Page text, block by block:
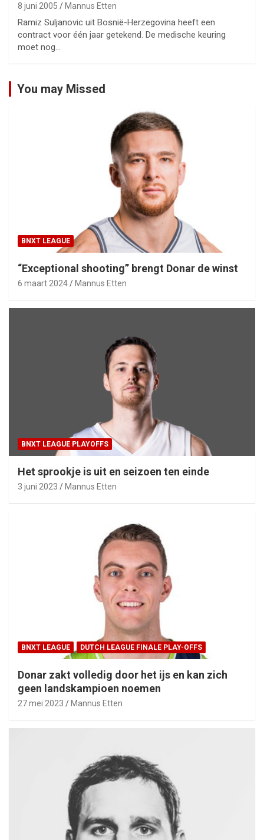
8 juni 2005 Mannus Etten
Ramiz Suljanovic uit Bosnië-Herzegovina heeft een
contract voor één jaar getekend. De medische keuring
moet nog…
You may Missed
BNXT LEAGUE
“Exceptional shooting” brengt Donar de winst
6 maart 2024 Mannus Etten
BNXT LEAGUE PLAYOFFS
Het sprookje is uit en seizoen ten einde
3 juni 2023 Mannus Etten
BNXT LEAGUE DUTCH LEAGUE FINALE PLAY-OFFS
Donar zakt volledig door het ijs en kan zich
geen landskampioen noemen
27 mei 2023 Mannus Etten